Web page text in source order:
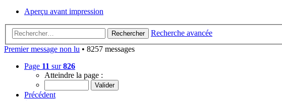
Aperçu avant impression
Rechercher
Recherche avancée
Premier message non lu • 8257 messages
Page 11 sur826
Atteindre la page :
Précédent